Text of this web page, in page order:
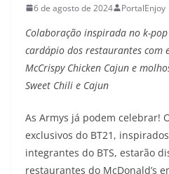
6 de agosto de 2024 PortalEnjoy
Colaboração inspirada no k-
cardápio dos restaurantes com
McCrispy Chicken Cajun e
Sweet Chili e Cajun
As Armys já podem celebrar!
exclusivos do BT21,
integrantes do BTS, estarão
restaurantes do McDonald’s